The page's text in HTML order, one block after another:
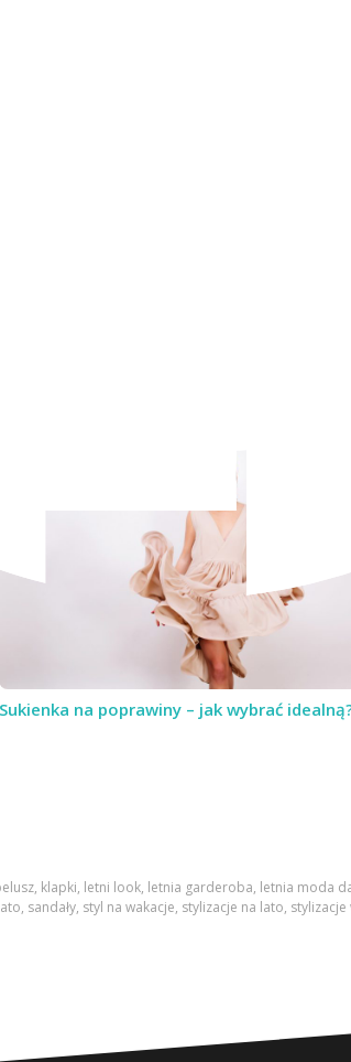
Sukienka na poprawiny – jak wybrać
, klapki, letni look, letnia garderoba, letnia moda
, sandały, styl na wakacje, stylizacje na lato, stylizacje